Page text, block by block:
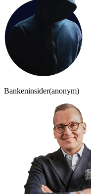
Bankeninsider(anonym)